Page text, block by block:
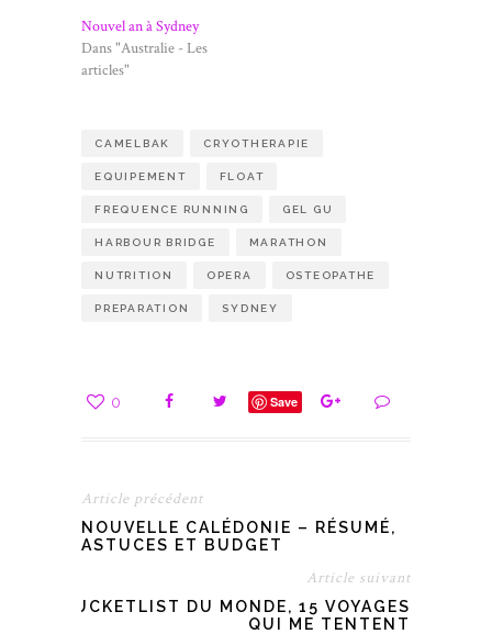
Nouvel an à Sydney
Dans "Australie - Les
articles"
CAMELBAK CRYOTHERAPIE
EQUIPEMENT FLOAT
FREQUENCE RUNNING GEL GU
HARBOUR BRIDGE MARATHON
NUTRITION OPERA OSTEOPATHE
PREPARATION SYDNEY
0 Save
Article précédent
NOUVELLE CALÉDONIE – RÉSUMÉ,
ASTUCES ET BUDGET
Article suivant
BUCKETLIST DU MONDE, 15 VOYAGES
QUI ME TENTENT